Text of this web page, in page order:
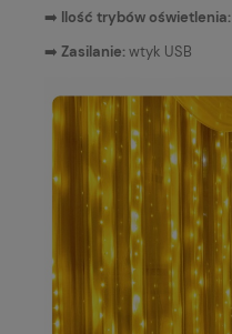
➡️ Ilość trybów oświetlenia:
➡️ Zasilanie:wtyk USB